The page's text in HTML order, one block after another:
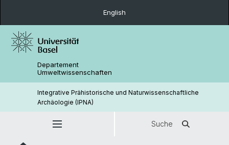
English
Departement
Umweltwissenschaften
Integrative Prähistorische und Naturwissenschaftliche
Archäologie (IPNA)
Suche